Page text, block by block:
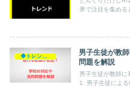
界で注目を集める
男子生徒が教
問題を解説
男子生徒が教師に
1. 男子生徒によ